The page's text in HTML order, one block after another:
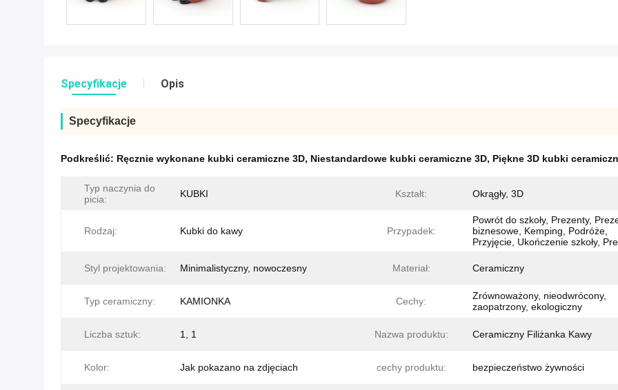
Specyfikacje Opis
Specyfikacje
Podkreślić: Ręcznie wykonane kubki ceramiczne 3D, Niestandardowe kubki ceramiczne 3D, Piękne 3D kubki
Typ naczynia do
picia:
KUBKI Kształt: Okrągły, 3D
Rodzaj: Kubki do kawy Przypadek:
Powrót do szkoły, Prezenty,
biznesowe, Kemping, Podróże,
Przyjęcie, Ukończenie szkoły,
Styl projektowania: Minimalistyczny, nowoczesny Materiał: Ceramiczny
Typ ceramiczny: KAMIONKA Cechy:
Zrównoważony, nieodwrócony,
zaopatrzony, ekologiczny
Liczba sztuk: 1, 1 Nazwa produktu: Ceramiczny Filiżanka Kawy
Kolor: Jak pokazano na zdjęciach cechy produktu: bezpieczeństwo żywności